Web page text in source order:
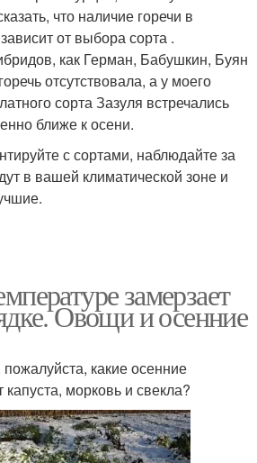
что наличие горечи в
от выбора сорта .
как Герман, Бабушкин, Буян
отсутствовала, а у моего
сорта Зазуля встречались
ближе к осени.
с сортами, наблюдайте за
в вашей климатической зоне и
замерзает
Овощи и осенние
какие осенние
морковь и свекла?